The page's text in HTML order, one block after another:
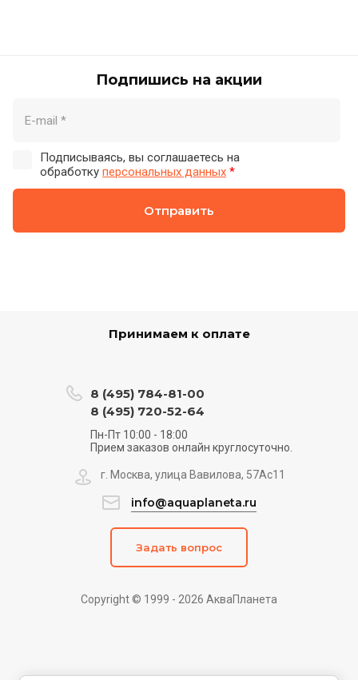
Подпишись на акции
Подписываясь, вы соглашаетесь на
обработку персональных данных *
Отправить
Принимаем к оплате
Copyright © 1999 - 2026 АкваПланета
8 (495) 784-81-00
8 (495) 720-52-64
Пн-Пт 10:00 - 18:00
Прием заказов онлайн круглосуточно.
г. Москва, улица Вавилова, 57Ас11
info@aquaplaneta.ru
Задать вопрос